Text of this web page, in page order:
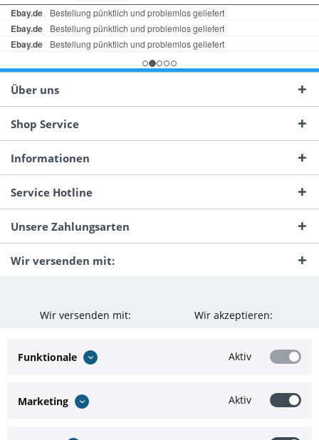
Über uns
Shop Service
Informationen
Service Hotline
Unsere Zahlungsarten
Wir versenden mit:
Wir versenden mit: Wir akzeptieren:
Funktionale Aktiv
Marketing Aktiv